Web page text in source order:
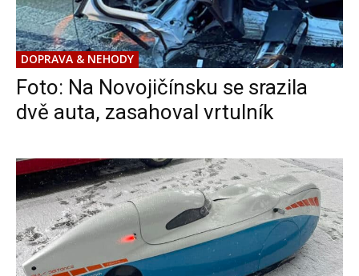
DOPRAVA & NEHODY
Foto: Na Novojičínsku se srazila
dvě auta, zasahoval vrtulník